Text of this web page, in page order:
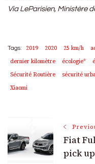
Via LeParisien, Ministère
Tags: 2019 2020 25 km/h
dernier kilomètre
écologie*
Sécurité Routière
sécurité
Xiaomi
Post
Navigation
Fiat
pick